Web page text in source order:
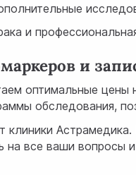
и
и
оптимальные
обследования,
клиники
на все ваши вопросы